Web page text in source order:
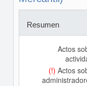
Resumen
Actos
(!) Actos